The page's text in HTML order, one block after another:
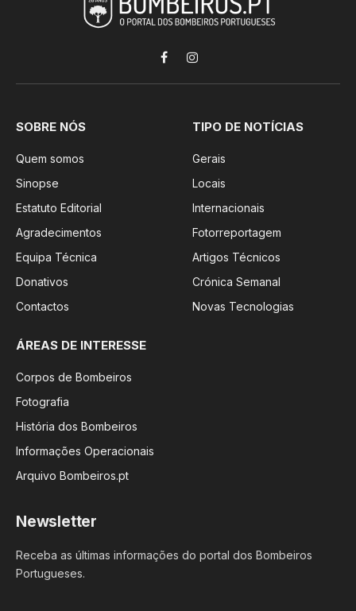
FacebookInstagram
SOBRE NÓS
Quem somos
Sinopse
Estatuto Editorial
Agradecimentos
Equipa Técnica
Donativos
Contactos
TIPO DE NOTÍCIAS
Gerais
Locais
Internacionais
Fotorreportagem
Artigos Técnicos
Crónica Semanal
Novas Tecnologias
ÁREAS DE INTERESSE
Corpos de Bombeiros
Fotografia
História dos Bombeiros
Informações Operacionais
Arquivo Bombeiros.pt
Newsletter
Receba as últimas informações do portal dos Bombeiros
Portugueses.